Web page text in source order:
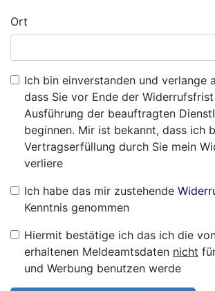
Ort
Ich bin einverstanden und verlange
dass Sie vor Ende der
Ausführung der beauftragten
beginnen. Mir ist bekannt, dass ich
Vertragserfüllung durch Sie mein
verliere
Ich habe das mir zustehende
Kenntnis genommen
Hiermit bestätige ich das ich die
erhaltenen Meldeamtsdaten nicht
und Werbung benutzen werde